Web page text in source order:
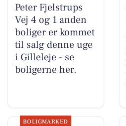
Peter Fjelstrups
Vej 4 og 1 anden
boliger er kommet
til salg denne uge
i Gilleleje - se
boligerne her.
BOLIGMARKED